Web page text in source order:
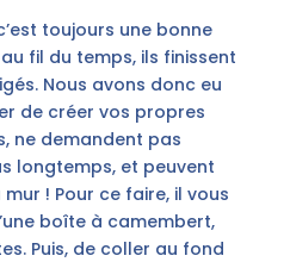
toujours une bonne
fil du temps, ils finissent
Nous avons donc eu
de créer vos propres
ne demandent pas
longtemps, et peuvent
! Pour ce faire, il vous
boîte à camembert,
Puis, de coller au fond